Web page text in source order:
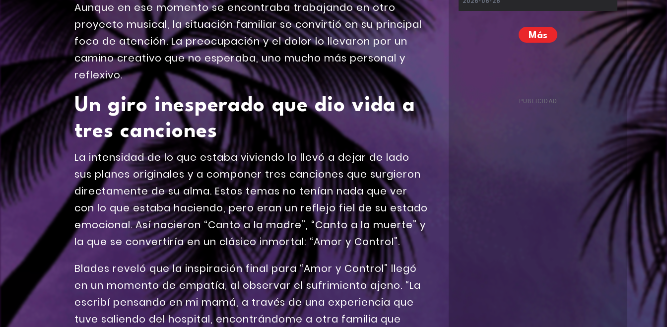
Aunque en ese momento se encontraba trabajando en otro
proyecto musical, la situación familiar se convirtió en su principal
foco de atención. La preocupación y el dolor lo llevaron por un
camino creativo que no esperaba, uno mucho más personal y
reflexivo.
Un giro inesperado que dio vida a
tres canciones
La intensidad de lo que estaba viviendo lo llevó a dejar de lado
sus planes originales y a componer tres canciones que surgieron
directamente de su alma. Estos temas no tenían nada que ver
con lo que estaba haciendo, pero eran un reflejo fiel de su estado
emocional. Así nacieron “Canto a la madre”, “Canto a la muerte” y
la que se convertiría en un clásico inmortal: “Amor y Control”.
Blades reveló que la inspiración final para “Amor y Control” llegó
en un momento de empatía, al observar el sufrimiento ajeno. “La
escribí pensando en mi mamá, a través de una experiencia que
tuve saliendo del hospital, encontrándome a otra familia que
Más
PUBLICIDAD